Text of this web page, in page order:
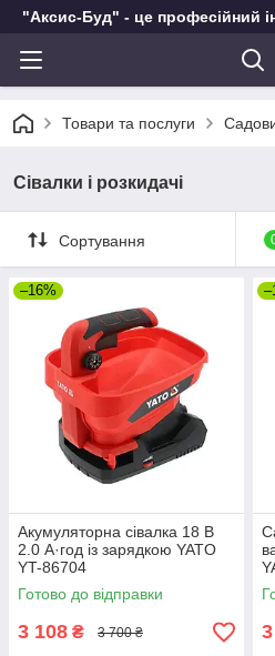
"Аксис-Буд" - це професійний
Товари та послуги
Сівалки і розкидачі
Сортування
–16%
Акумуляторна сівалка 18 В
2.0 А·год із зарядкою YATO
YT-86704
Готово до відправки
3 108 ₴ 3 700 ₴